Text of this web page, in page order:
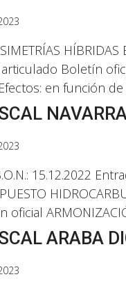
Boletín
en función
15.12.2022
oficial
ARABA